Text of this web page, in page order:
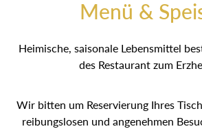
Menü &
Heimische, saisonale Lebensmittel
des Restaurant zum
Wir bitten um Reservierung Ihres
reibungslosen und angenehmen